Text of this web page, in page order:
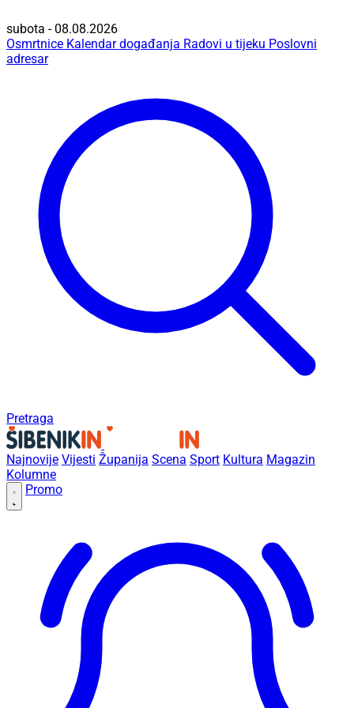
subota - 08.08.2026
Osmrtnice Kalendar događanja Radovi u tijeku Poslovni
adresar
Pretraga
Najnovije Vijesti Županija Scena Sport Kultura Magazin
Kolumne
Promo